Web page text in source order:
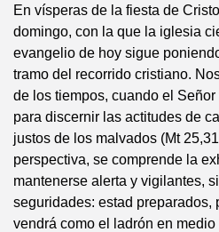
En vísperas de la fiesta de
domingo, con la que la iglesia
evangelio de hoy sigue
tramo del recorrido cristiano.
de los tiempos, cuando el
para discernir las actitudes de
justos de los malvados (Mt
perspectiva, se comprende la
mantenerse alerta y vigilantes,
seguridades: estad preparados,
vendrá como el ladrón en medio